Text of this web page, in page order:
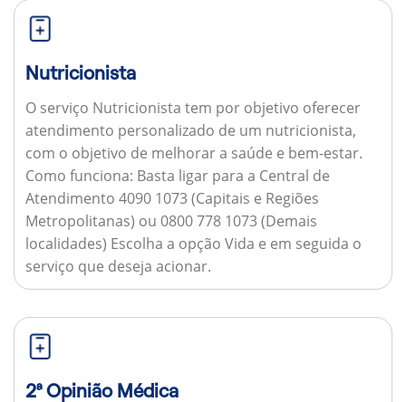
Nutricionista
O serviço Nutricionista tem por objetivo oferecer
atendimento personalizado de um nutricionista,
com o objetivo de melhorar a saúde e bem-estar.
Como funciona: Basta ligar para a Central de
Atendimento 4090 1073 (Capitais e Regiões
Metropolitanas) ou 0800 778 1073 (Demais
localidades) Escolha a opção Vida e em seguida o
serviço que deseja acionar.
2ª Opinião Médica